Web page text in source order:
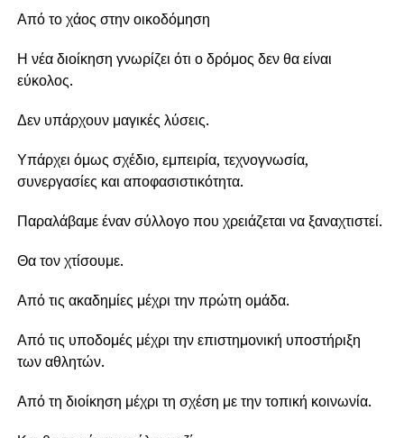
Από το χάος στην οικοδόμηση
Η νέα διοίκηση γνωρίζει ότι ο δρόμος δεν θα είναι
εύκολος.
Δεν υπάρχουν μαγικές λύσεις.
Υπάρχει όμως σχέδιο, εμπειρία, τεχνογνωσία,
συνεργασίες και αποφασιστικότητα.
Παραλάβαμε έναν σύλλογο που χρειάζεται να ξαναχτιστεί.
Θα τον χτίσουμε.
Από τις ακαδημίες μέχρι την πρώτη ομάδα.
Από τις υποδομές μέχρι την επιστημονική υποστήριξη
των αθλητών.
Από τη διοίκηση μέχρι τη σχέση με την τοπική κοινωνία.